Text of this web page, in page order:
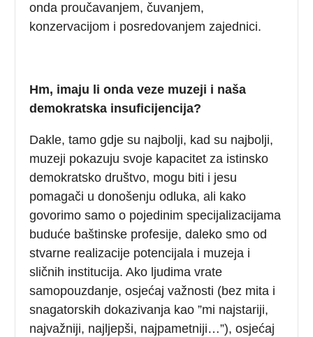
onda proučavanjem, čuvanjem,
konzervacijom i posredovanjem zajednici.
Hm, imaju li onda veze muzeji i naša
demokratska insuficijencija?
Dakle, tamo gdje su najbolji, kad su najbolji,
muzeji pokazuju svoje kapacitet za istinsko
demokratsko društvo, mogu biti i jesu
pomagači u donošenju odluka, ali kako
govorimo samo o pojedinim specijalizacijama
buduće baštinske profesije, daleko smo od
stvarne realizacije potencijala i muzeja i
sličnih institucija. Ako ljudima vrate
samopouzdanje, osjećaj važnosti (bez mita i
snagatorskih dokazivanja kao ”mi najstariji,
najvažniji, najljepši, najpametniji…”), osjećaj